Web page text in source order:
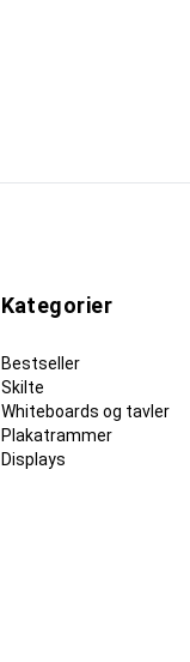
Kategorier
Bestseller
Skilte
Whiteboards og tavler
Plakatrammer
Displays